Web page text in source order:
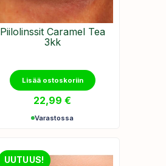
Piilolinssit Caramel Tea
3kk
Lisää ostoskoriin
22,99€
Varastossa
UUTUUS!